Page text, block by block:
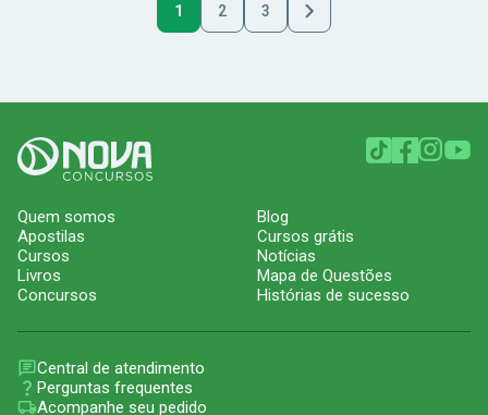
1 2 3
Quem somos
Apostilas
Cursos
Livros
Concursos
Blog
Cursos grátis
Notícias
Mapa de Questões
Histórias de sucesso
Central de atendimento
Perguntas frequentes
Acompanhe seu pedido